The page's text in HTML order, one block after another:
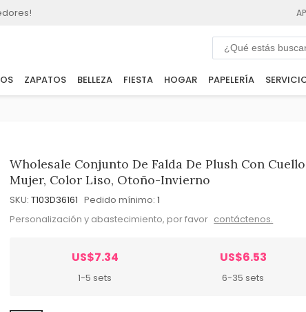
ZAPATOS BELLEZA FIESTA HOGAR PAPELERÍA
Wholesale Conjunto De Falda De Plush Con
Mujer, Color Liso, Otoño-Invierno
SKU: T103D36161 Pedido mínimo: 1
Personalización y abastecimiento, por favor contáctenos.
US$7.34
1-5 sets
US$6.53
6-35 sets